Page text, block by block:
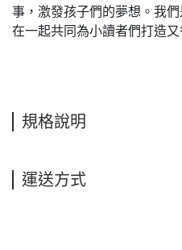
事，激發孩子們的夢想。我
在一起共同為小讀者們打造又
規格說明
運送方式